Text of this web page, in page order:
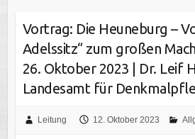
Vortrag: Die Heuneburg –
Adelssitz“ zum großen
26. Oktober 2023 | Dr. Leif
Landesamt für
Leitung 12. Oktober 2023